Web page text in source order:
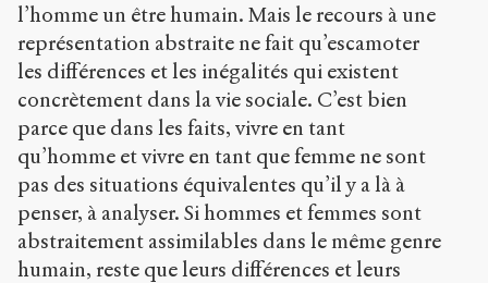
l’homme un être humain. Mais le recours à une
représentation abstraite ne fait qu’escamoter
les différences et les inégalités qui existent
concrètement dans la vie sociale. C’est bien
parce que dans les faits, vivre en tant
qu’homme et vivre en tant que femme ne sont
pas des situations équivalentes qu’il y a là à
penser, à analyser. Si hommes et femmes sont
abstraitement assimilables dans le même genre
humain, reste que leurs différences et leurs